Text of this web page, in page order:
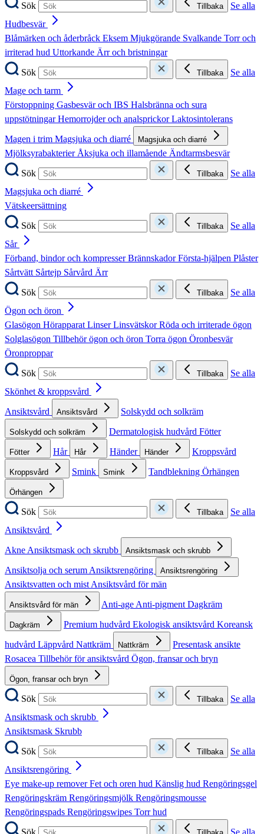
Sök
Tillbaka
Se alla
Hudbesvär
Blåmärken och åderbråck Eksem Mjukgörande Svalkande Torr och
irriterad hud Uttorkande Ärr och bristningar
Sök
Tillbaka
Se alla
Mage och tarm
Förstoppning Gasbesvär och IBS Halsbränna och sura
uppstötningarHemorrojder och analsprickorLaktosintolerans
Magen i trim Magsjuka och diarré Magsjuka och diarré
MjölksyrabakterierÅksjuka och illamående Ändtarmsbesvär
Sök
Tillbaka
Se alla
Magsjuka och diarré
Vätskeersättning
Sök
Tillbaka
Se alla
Sår
Förband, bindor och kompresserBrännskadorFörsta-hjälpen Plåster
Sårtvätt Sårtejp Sårvård Ärr
Sök
Tillbaka
Se alla
Ögon och öron
Glasögon HörapparatLinserLinsvätskorRöda och irriterade ögon
Solglasögon Tillbehör ögon och öron Torra ögon Öronbesvär
Öronproppar
Sök
Tillbaka
Se alla
Skönhet & kroppsvård
Ansiktsvård
Ansiktsvård Solskydd och solkräm
Solskydd och solkräm Dermatologisk hudvård Fötter
Fötter Hår Hår Händer Händer Kroppsvård
Kroppsvård Smink Smink Tandblekning Örhängen
Örhängen
Sök Tillbaka
Se alla
Ansiktsvård
AkneAnsiktsmask och skrubb Ansiktsmask och skrubb
Ansiktsolja och serumAnsiktsrengöring Ansiktsrengöring
Ansiktsvatten och mistAnsiktsvård för män
Ansiktsvård för män Anti-ageAnti-pigmentDagkräm
Dagkräm Premium hudvård Ekologisk ansiktsvård Koreansk
hudvård Läppvård Nattkräm Nattkräm
Presentask ansikte
Rosacea Tillbehör för ansiktsvård Ögon, fransar och bryn
Ögon, fransar och bryn
Sök Tillbaka
Se alla
Ansiktsmask och skrubb
Ansiktsmask Skrubb
Sök
Tillbaka
Se alla
Ansiktsrengöring
Eye make-up removerFet och oren hud Känslig hud Rengöringsgel
Rengöringskräm Rengöringsmjölk Rengöringsmousse
Rengöringspads Rengöringswipes Torr hud